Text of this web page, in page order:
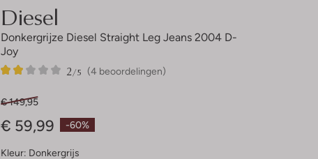
Diesel
Donkergrijze Diesel Straight Leg Jeans 2004 D-
Joy
(4 beoordelingen)
2/5
4
2
-60%
€ 149,95
€ 59,99
Kleur: Donkergrijs